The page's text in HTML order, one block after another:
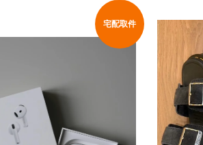
宅配取件